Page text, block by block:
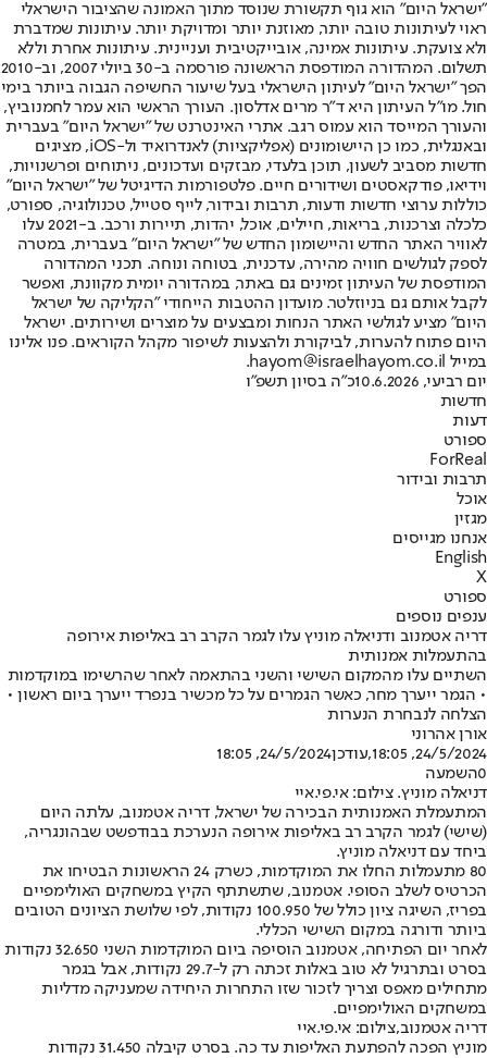
"ישראל היום" הוא גוף תקשורת שנוסד מתוך האמונה שהציבור הישראלי
ראוי לעיתונות טובה יותר, מאוזנת יותר ומדויקת יותר. עיתונות שמדברת
ולא צועקת. עיתונות אמינה, אובייקטיבית ועניינית. עיתונות אחרת וללא
תשלום. המהדורה המודפסת הראשונה פורסמה ב-30 ביולי 2007, וב-2010
הפך "ישראל היום" לעיתון הישראלי בעל שיעור החשיפה הגבוה ביותר בימי
חול. מו"ל העיתון היא ד"ר מרים אדלסון. העורך הראשי הוא עמר לחמנוביץ,
והעורך המייסד הוא עמוס רגב. אתרי האינטרנט של "ישראל היום" בעברית
ובאנגלית, כמו כן היישומונים (אפליקציות) לאנדרואיד ול-iOS, מציגים
חדשות מסביב לשעון, תוכן בלעדי, מבזקים ועדכונים, ניתוחים ופרשנויות,
וידיאו, פודקאסטים ושידורים חיים. פלטפורמות הדיגיטל של "ישראל היום"
כוללות ערוצי חדשות ודעות, תרבות ובידור, לייף סטייל, טכנולוגיה, ספורט,
כלכלה וצרכנות, בריאות, חיילים, אוכל, יהדות, תיירות ורכב. ב-2021 עלו
לאוויר האתר החדש והיישומון החדש של "ישראל היום" בעברית, במטרה
לספק לגולשים חוויה מהירה, עדכנית, בטוחה ונוחה. תכני המהדורה
המודפסת של העיתון זמינים גם באתר, במהדורה יומית מקוונת, ואפשר
לקבל אותם גם בניוזלטר. מועדון ההטבות הייחודי "הקליקה של ישראל
היום" מציע לגולשי האתר הנחות ומבצעים על מוצרים ושירותים. ישראל
היום פתוח להערות, לביקורת ולהצעות לשיפור מקהל הקוראים. פנו אלינו
במייל hayom@israelhayom.co.il.
יום רביעי, 10.6.2026
כ"ה בסיון תשפ"ו
חדשות
דעות
ספורט
ForReal
תרבות ובידור
אוכל
מגזין
אנחנו מגייסים
English
X
ספורט
ענפים נוספים
דריה אטמנוב ודניאלה מוניץ עלו לגמר הקרב רב באליפות אירופה
בהתעמלות אמנותית
השתיים עלו מהמקום השישי והשני בהתאמה לאחר שהרשימו במוקדמות
• הגמר ייערך מחר, כאשר הגמרים על כל מכשיר בנפרד ייערך ביום ראשון •
הצלחה לנבחרת הנערות
אורן אהרוני
24/5/2024, 18:05
,עודכן24/5/2024, 18:05
0השמעה
דניאלה מוניץ. צילום: אי.פי.איי
המתעמלת האמנותית הבכירה של ישראל, דריה אטמנוב, עלתה היום
(שישי) לגמר הקרב רב באליפות אירופה הנערכת בבודפשט שבהונגריה,
ביחד עם דניאלה מוניץ.
80 מתעמלות החלו את המוקדמות, כשרק 24 הראשונות הבטיחו את
הכרטיס לשלב הסופי. אטמנוב, שתשתתף הקיץ במשחקים האולימפיים
בפריז, השיגה ציון כולל של 100.950 נקודות, לפי שלושת הציונים הטובים
ביותר ודורגה במקום השישי הכללי.
לאחר יום הפתיחה, אטמנוב הוסיפה ביום המוקדמות השני 32.650 נקודות
בסרט ובתרגיל לא טוב באלות זכתה רק ל-29.7 נקודות, אבל בגמר
מתחילים מאפס וצריך לזכור שזו התחרות היחידה שמעניקה מדליות
במשחקים האולימפיים.
דריה אטמנוב,צילום: אי.פי.איי
מוניץ הפכה להפתעת האליפות עד כה. בסרט קיבלה 31.450 נקודות